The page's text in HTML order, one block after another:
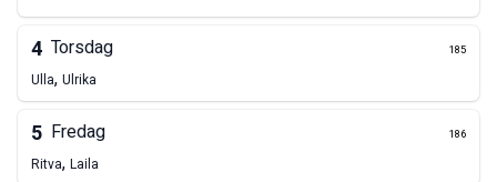
4 Torsdag 185
Ulla, Ulrika
5 Fredag 186
Ritva, Laila